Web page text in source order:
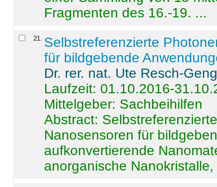
Fragmenten des 16.-19. ...
21
Selbstreferenzierte
für bildgebende
Dr. rer. nat. Ute Resch-
Laufzeit: 01.10.2016-
Mittelgeber: Sachbeihilfen
Abstract:
Nanosensoren für
aufkonvertierende
anorganische